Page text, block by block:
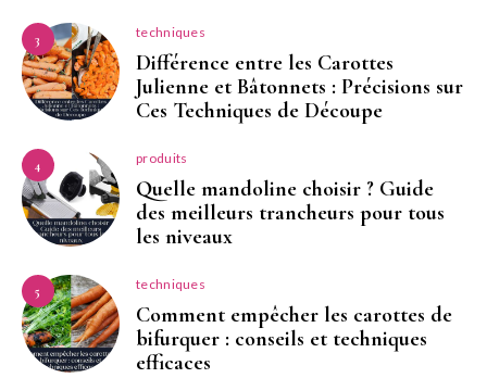
3 techniques
Différence entre les Carottes
Julienne et Bâtonnets : Précisions sur
Ces Techniques de Découpe
4 produits
Quelle mandoline choisir ? Guide
des meilleurs trancheurs pour tous
les niveaux
5 techniques
Comment empêcher les carottes de
bifurquer : conseils et techniques
efficaces